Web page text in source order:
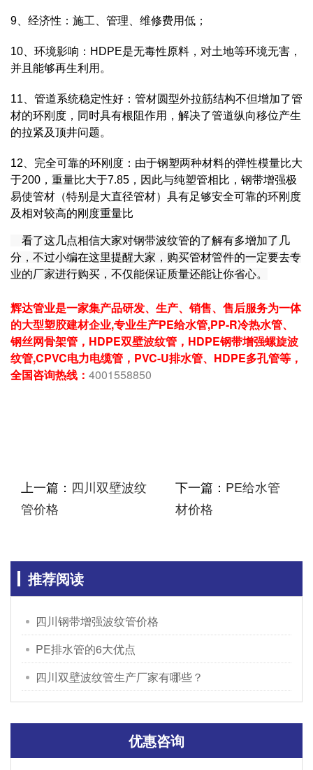
9、经济性：施工、管理、维修费用低；
10、环境影响：HDPE是无毒性原料，对土地等环境无害，
并且能够再生利用。
11、管道系统稳定性好：管材圆型外拉筋结构不但增加了管
材的环刚度 ，同时具有根阻作用，解决了管道纵向移位产生
的拉紧及顶井问题。
12、完全可靠的环刚度：由于钢塑两种材料的弹性模量比大
于200，重量比大于7.85，因此与纯塑管相比，钢带增强极
易使管材（特别是大直径管材）具有足够安全可靠的环刚度
及相对较高的刚度重量比
看了这几点相信大家对钢带波纹管的了解有多增加了几
分，不过小编在这里提醒大家，购买管材管件的一定要去专
业的厂家进行购买，不仅能保证质量还能让你省心。
辉达管业是一家集产品研发、生产、销售、售后服务为一体
的大型塑㬵建材企业,专业生产PE给水管,PP-R冷热水管、
钢丝网骨架管，HDPE双壁波纹管，HDPE钢带增强螺旋波
纹管,CPVC电力电缆管，PVC-U排水管、 HDPE多孔管等，
全国咨询热线： 4001558850
上一篇： 四川双壁波纹
管价格
下一篇： PE给水管
材价格
推荐阅读
四川钢带增强波纹管价格
PE排水管的6大优点
四川双壁波纹管生产厂家有哪些？
优惠咨询